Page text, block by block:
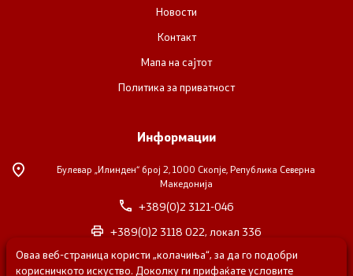
Новости
Контакт
Мапа на сајтот
Политика за приватност
Информации
Булевар „Илинден“ број 2, 1000 Скопје, Република Северна
Македонија
+389(0)2 3121-046
+389(0)2 3118 022, локал 336
nvosorabotka@gs.gov.mk
Оваа веб-страница користи „колачиња“, за да го подобри
корисничкото искуство. Доколку ги прифаќате условите